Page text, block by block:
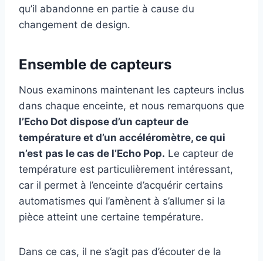
qu’il abandonne en partie à cause du
changement de design.
Ensemble de capteurs
Nous examinons maintenant les capteurs inclus
dans chaque enceinte, et nous remarquons que
l’Echo Dot dispose d’un capteur de
température et d’un accéléromètre, ce qui
n’est pas le cas de l’Echo Pop. Le capteur de
température est particulièrement intéressant,
car il permet à l’enceinte d’acquérir certains
automatismes qui l’amènent à s’allumer si la
pièce atteint une certaine température.
Dans ce cas, il ne s’agit pas d’écouter de la